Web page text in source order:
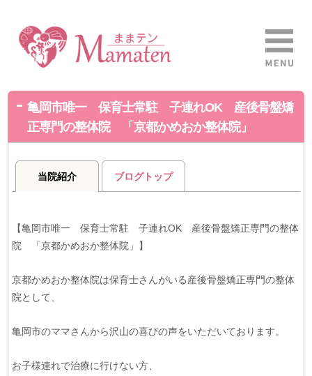
亀岡市唯一 保育士常駐 子連れOK 産後骨盤矯
正専門の整体院 「京都かめおか整体院」
当院紹介 ブログトップ
【亀岡市唯一 保育士常駐 子連れOK 産後骨盤矯正専門の整体
院 「京都かめおか整体院」】
京都かめおか整体院は保育士さんがいる産後骨盤矯正専門の整体
院として、
亀岡市のママさんから沢山の喜びの声をいただいております。
お子様連れで治療に行けない方、